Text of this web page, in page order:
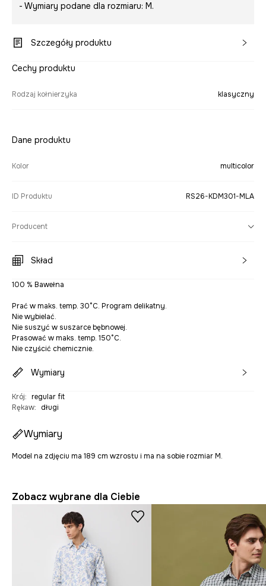
- Wymiary podane dla rozmiaru: M.
Szczegóły produktu
Cechy produktu
Rodzaj kołnierzyka klasyczny
Dane produktu
Kolor multicolor
ID Produktu RS26-KDM301-MLA
Producent
Skład
100 % Bawełna
Prać w maks. temp. 30°C. Program delikatny.
Nie wybielać.
Nie suszyć w suszarce bębnowej.
Prasować w maks. temp. 150°C.
Nie czyścić chemicznie.
Wymiary
Krój: regular fit
Rękaw: długi
Wymiary
Model na zdjęciu ma 189 cm wzrostu i ma na sobie rozmiar M.
Zobacz wybrane dla Ciebie